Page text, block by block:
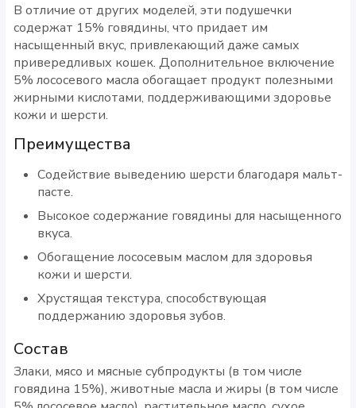
В отличие от других моделей, эти подушечки
содержат 15% говядины, что придает им
насыщенный вкус, привлекающий даже самых
привередливых кошек. Дополнительное включение
5% лососевого масла обогащает продукт полезными
жирными кислотами, поддерживающими здоровье
кожи и шерсти.
Преимущества
Содействие выведению шерсти благодаря мальт-
пасте.
Высокое содержание говядины для насыщенного
вкуса.
Обогащение лососевым маслом для здоровья
кожи и шерсти.
Хрустящая текстура, способствующая
поддержанию здоровья зубов.
Состав
Злаки, мясо и мясные субпродукты (в том числе
говядина 15%), животные масла и жиры (в том числе